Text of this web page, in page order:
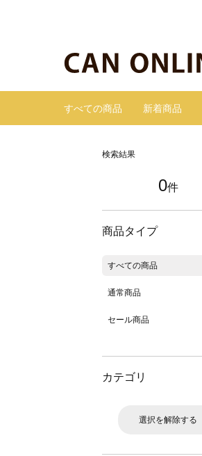
すべての商品 新着商品
検索結果
0件
商品タイプ
すべての商品
通常商品
セール商品
カテゴリ
選択を解除する